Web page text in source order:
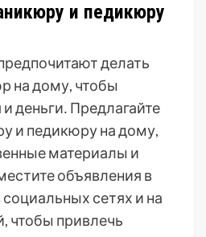
и педикюру
делать
на дому, чтобы
деньги․ Предлагайте
и педикюру на дому,
материалы и
объявления в
сетях и на
чтобы привлечь